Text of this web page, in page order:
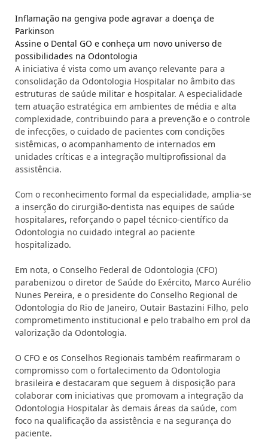
Inflamação na gengiva pode agravar a doença de
Parkinson
Assine o Dental GO e conheça um novo universo de
possibilidades na Odontologia
A iniciativa é vista como um avanço relevante para a
consolidação da Odontologia Hospitalar no âmbito das
estruturas de saúde militar e hospitalar. A especialidade
tem atuação estratégica em ambientes de média e alta
complexidade, contribuindo para a prevenção e o controle
de infecções, o cuidado de pacientes com condições
sistêmicas, o acompanhamento de internados em
unidades críticas e a integração multiprofissional da
assistência.
Com o reconhecimento formal da especialidade, amplia-se
a inserção do cirurgião-dentista nas equipes de saúde
hospitalares, reforçando o papel técnico-científico da
Odontologia no cuidado integral ao paciente
hospitalizado.
Em nota, o Conselho Federal de Odontologia (CFO)
parabenizou o diretor de Saúde do Exército, Marco Aurélio
Nunes Pereira, e o presidente do Conselho Regional de
Odontologia do Rio de Janeiro, Outair Bastazini Filho, pelo
comprometimento institucional e pelo trabalho em prol da
valorização da Odontologia.
O CFO e os Conselhos Regionais também reafirmaram o
compromisso com o fortalecimento da Odontologia
brasileira e destacaram que seguem à disposição para
colaborar com iniciativas que promovam a integração da
Odontologia Hospitalar às demais áreas da saúde, com
foco na qualificação da assistência e na segurança do
paciente.